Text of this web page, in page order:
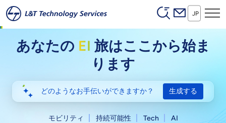
本文へスキップ Header
JP
あなたの EI 旅はここから始ま
ります
生成する
モビリティ 持続可能性 Tech AI